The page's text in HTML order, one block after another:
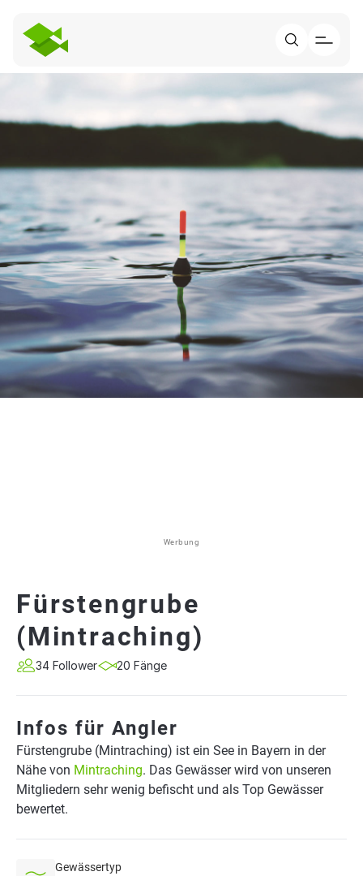
Werbung
Fürstengrube
(Mintraching)
34 Follower 20 Fänge
Infos für Angler
Fürstengrube (Mintraching) ist ein See in Bayern in der
Nähe von Mintraching. Das Gewässer wird von unseren
Mitgliedern sehr wenig befischt und als Top Gewässer
bewertet.
Gewässertyp